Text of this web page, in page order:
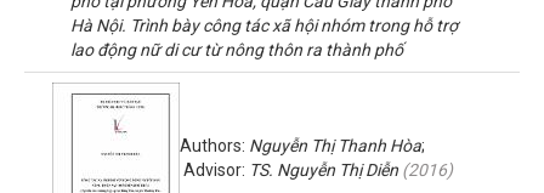
Hà Nội. Trình bày công tác xã hội nhóm trong hỗ trợ
lao động nữ di cư từ nông thôn ra thành phố
Authors: Nguyễn Thị Thanh Hòa;
Advisor: TS. Nguyễn Thị Diễn (2016)